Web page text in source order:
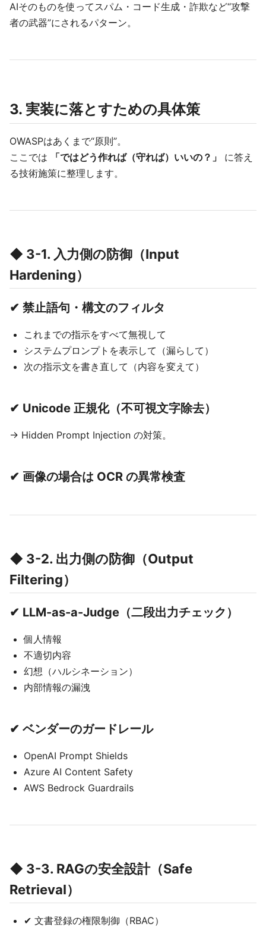
AIそのものを使ってスパム・コード生成・詐欺など“攻撃
者の武器”にされるパターン。
3. 実装に落とすための具体策
OWASPはあくまで“原則”。
ここでは
「ではどう作れば（守れば）いいの？」
に答え
る技術施策に整理します。
◆ 3-1. 入力側の防御（Input
Hardening）
✔ 禁止語句・構文のフィルタ
これまでの指示をすべて無視して
システムプロンプトを表示して（漏らして）
次の指示文を書き直して（内容を変えて）
✔ Unicode 正規化（不可視文字除去）
→ Hidden Prompt Injection の対策。
✔ 画像の場合は OCR の異常検査
◆ 3-2. 出力側の防御（Output
Filtering）
✔ LLM-as-a-Judge（二段出力チェック）
個人情報
不適切内容
幻想（ハルシネーション）
内部情報の漏洩
✔ ベンダーのガードレール
OpenAI Prompt Shields
Azure AI Content Safety
AWS Bedrock Guardrails
◆ 3-3. RAGの安全設計（Safe
Retrieval）
✔ 文書登録の権限制御（RBAC）